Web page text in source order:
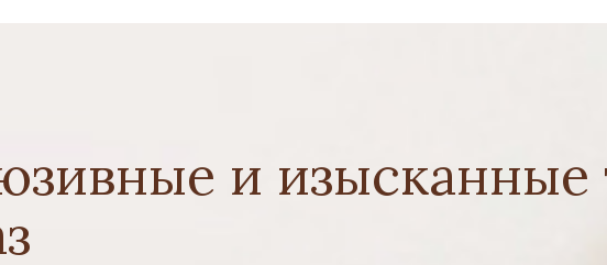
и изысканные